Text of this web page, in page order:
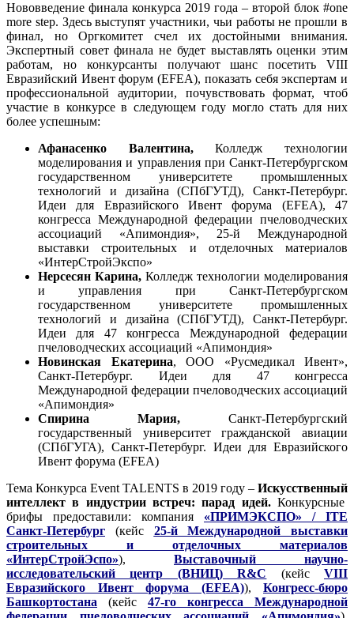
Нововведение финала конкурса 2019 года – второй блок #one
more step. Здесь выступят участники, чьи работы не прошли в
финал, но Оргкомитет счел их достойными внимания.
Экспертный совет финала не будет выставлять оценки этим
работам, но конкурсанты получают шанс посетить VIII
Евразийский Ивент форум (EFEA), показать себя экспертам и
профессиональной аудитории, почувствовать формат, чтоб
участие в конкурсе в следующем году могло стать для них
более успешным:
Афанасенко Валентина,Колледж технологии
моделирования и управления при Санкт-Петербургском
государственном университете промышленных
технологий и дизайна (СПбГУТД), Санкт-Петербург.
Идеи для Евразийского Ивент форума (EFEA), 47
конгресса Международной федерации пчеловодческих
ассоциаций «Апимондия», 25-й Международной
выставки строительных и отделочных материалов
«ИнтерСтройЭкспо»
Нерсесян Карина, Колледж технологии моделирования
и управления при Санкт-Петербургском
государственном университете промышленных
технологий и дизайна (СПбГУТД), Санкт-Петербург.
Идеи для 47 конгресса Международной федерации
пчеловодческих ассоциаций «Апимондия»
Новинская Екатерина, ООО «Русмедикал Ивент»,
Санкт-Петербург. Идеи для 47 конгресса
Международной федерации пчеловодческих ассоциаций
«Апимондия»
Спирина Мария, Санкт-Петербургский
государственный университет гражданской авиации
(СПбГУГА), Санкт-Петербург. Идеи для Евразийского
Ивент форума (EFEA)
Тема Конкурса Event TALENTS в 2019 году – Искусственный
интеллект в индустрии встреч: парад идей.Конкурсные
брифы предоставили: компания «ПРИМЭКСПО» / ITE
Санкт-Петербург (кейс 25-й Международной выставки
строительных и отделочных материалов
«ИнтерСтройЭспо»), Выставочный научно-
исследовательский центр (ВНИЦ) R&C (кейсVIII
Евразийского Ивент форума (EFEA)), Конгресс-бюро
Башкортостана (кейс 47-го конгресса Международной